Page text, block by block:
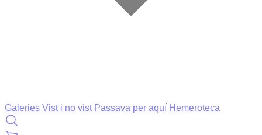
Galeries Vist i no vist Passava per aquí Hemeroteca